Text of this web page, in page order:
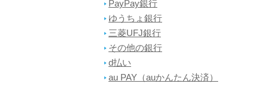
PayPay銀行
ゆうちょ銀行
三菱UFJ銀行
その他の銀行
d払い
au PAY（auかんたん決済）